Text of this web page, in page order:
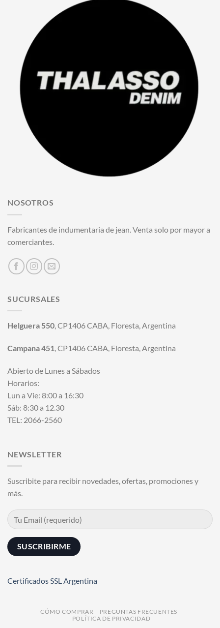
NOSOTROS
Fabricantes de indumentaria de jean. Venta solo por mayor a
comerciantes.
SUCURSALES
Helguera 550, CP1406 CABA, Floresta, Argentina
Campana 451, CP1406 CABA, Floresta, Argentina
Abierto de Lunes a Sábados
Horarios:
Lun a Vie: 8:00 a 16:30
Sáb: 8:30 a 12.30
TEL: 2066-2560
NEWSLETTER
Suscribite para recibir novedades, ofertas, promociones y
más.
Certificados SSL Argentina
CÓMO COMPRAR
PREGUNTAS FRECUENTES
POLÍTICA DE PRIVACIDAD